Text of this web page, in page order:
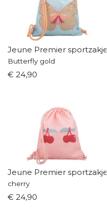
Jeune Premier sportzakje
Butterfly gold
€ 24,90
Jeune Premier sportzakje
cherry
€ 24,90